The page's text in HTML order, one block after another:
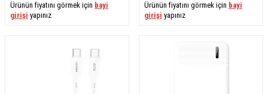
Ürünün fiyatını görmek için bayi
girişi yapınız
Ürünün fiyatını görmek için bayi
girişi yapınız